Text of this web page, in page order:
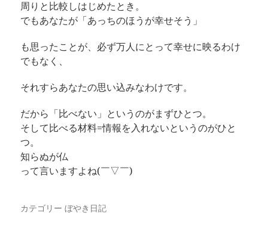
周りと比較しはじめたとき。
でもあなたが「あっちのほうが幸せそう」
も思ったことが、必ず万人にとって幸せに映るわけ
でもなく、
それすらあなたの思い込みなわけです。
だから「比べない」というのがまずひとつ。
そして比べる材料=情報を入れないというのがひと
つ。
知らぬが仏
って言いますよね(￣▽￣)
カテゴリー ぼやき日記